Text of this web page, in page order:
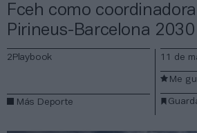
Fceh como
Pirineus-Barcelona 2030
2Playbook
Más Deporte
11 de
Me